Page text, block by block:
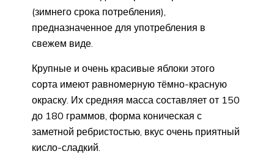
(зимнего срока потребления),
предназначенное для употребления в
свежем виде.
Крупные и очень красивые яблоки этого
сорта имеют равномерную тёмно-красную
окраску. Их средняя масса составляет от 150
до 180 граммов, форма коническая с
заметной ребристостью, вкус очень приятный
кисло-сладкий.